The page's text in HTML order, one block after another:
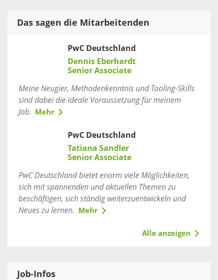
Das sagen die Mitarbeitenden
PwC Deutschland
Dennis Eberhardt
Senior Associate
Meine Neugier, Methodenkenntnis und Tooling-Skills
sind dabei die ideale Voraussetzung für meinem
Job. Mehr
PwC Deutschland
Tatiana Sandler
Senior Associate
PwC Deutschland bietet enorm viele Möglichkeiten,
sich mit spannenden und aktuellen Themen zu
beschäftigen, sich ständig weiterzuentwickeln und
Neues zu lernen. Mehr
Alle anzeigen
Job-Infos